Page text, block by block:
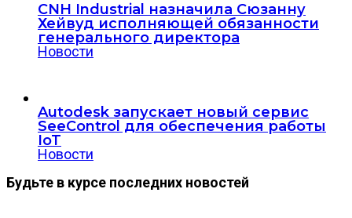
CNH Industrial назначила Сюзанну
Хейвуд исполняющей обязанности
генерального директора
Новости
Autodesk запускает новый сервис
SeeControl для обеспечения работы
IoT
Новости
Будьте в курсе последних новостей